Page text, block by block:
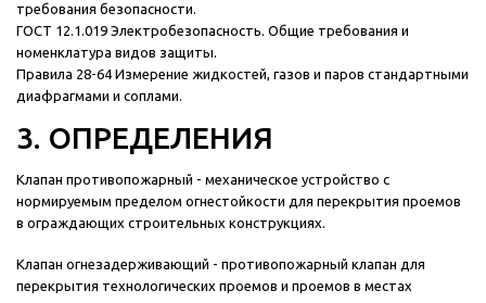
требования безопасности.
ГОСТ 12.1.019 Электробезопасность. Общие требования и
номенклатура видов защиты.
Правила 28-64 Измерение жидкостей, газов и паров стандартными
диафрагмами и соплами.
3. ОПРЕДЕЛЕНИЯ
Клапан противопожарный - механическое устройство с
нормируемым пределом огнестойкости для перекрытия проемов
в ограждающих строительных конструкциях.
Клапан огнезадерживающий - противопожарный клапан для
перекрытия технологических проемов и проемов в местах